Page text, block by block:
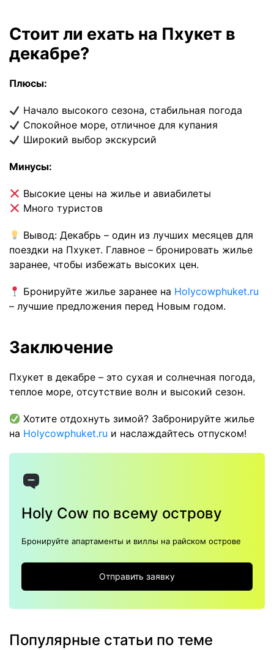
Стоит ли ехать на Пхукет в
декабре?
Плюсы:
Начало высокого сезона, стабильная погода
Спокойное море, отличное для купания
Широкий выбор экскурсий
Минусы:
Высокие цены на жилье и авиабилеты
Много туристов
Вывод: Декабрь – один из лучших месяцев для
поездки на Пхукет. Главное – бронировать жилье
заранее, чтобы избежать высоких цен.
Бронируйте жилье заранее на Holycowphuket.ru
– лучшие предложения перед Новым годом.
Заключение
Пхукет в декабре – это сухая и солнечная погода,
теплое море, отсутствие волн и высокий сезон.
Хотите отдохнуть зимой? Забронируйте жилье
на Holycowphuket.ru и наслаждайтесь отпуском!
Holy Cow по всему острову
Бронируйте апартаменты и виллы на райском острове
Отправить заявку
Популярные статьи по теме